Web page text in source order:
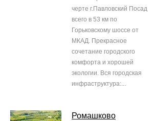
черте г.Павловский Посад
всего в 53 км по
Горьковскому шоссе от
МКАД. Прекрасное
сочетание городского
комфорта и хорошей
экологии. Вся городская
инфраструктура:...
Ромашково